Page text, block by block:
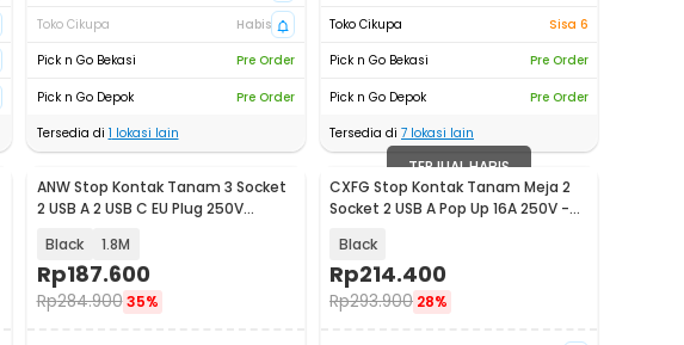
Toko Cikupa
Habis
Pick n Go Bekasi
Pre Order
Pick n Go Depok
Pre Order
Tersedia di 1 lokasi lain
Toko Cikupa
Sisa 6
Pick n Go Bekasi
Pre Order
Pick n Go Depok
Pre Order
Tersedia di 7 lokasi lain
ANW Stop Kontak Tanam 3 Socket
2 USB A 2 USB C EU Plug 250V
Black 1.8M
Rp187.600
Rp284.900 35%
TERJUAL HABIS
CXFG Stop Kontak Tanam Meja 2
Socket 2 USB A Pop Up 16A 250V -
Black
Rp214.400
Rp293.900 28%